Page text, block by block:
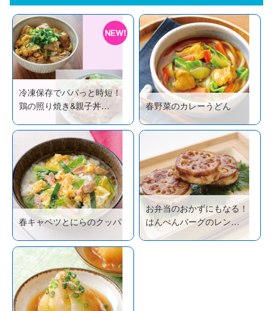
冷凍保存でパパっと時短！
鶏の照り焼き&親子丼…
春野菜のカレーうどん
春キャベツとにらのクッパ
お弁当のおかずにもなる！
はんぺんバーグのレン…